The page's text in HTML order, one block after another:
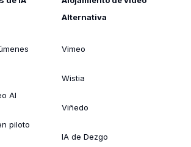
AI
piloto
Alternativa
Vimeo
Wistia
Viñedo
IA de Dezgo